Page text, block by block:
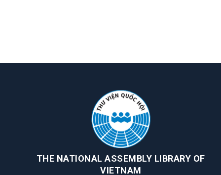
THE NATIONAL ASSEMBLY LIBRARY OF
VIETNAM